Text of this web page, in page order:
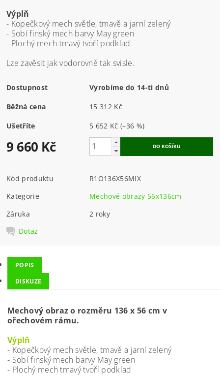
Výplň
- Kopečkový mech světle, tmavě a jarní zelený
- Sobí finský mech barvy May green
- Plochý mech tmavý tvoří podklad
Lze zavěsit jak vodorovně tak svisle.
Dostupnost Vyrobíme do 14-ti dnů
Běžná cena 15 312 Kč
Ušetříte 5 652 Kč (–36 %)
9 660 Kč
Kód produktu
R1O136X56MIX
Kategorie
Mechové obrazy 56x136cm
Záruka
2 roky
Dotaz
POPIS
DISKUZE
Mechový obraz o rozměru 136 x 56 cm v
ořechovém rámu.
Výplň
- Kopečkový mech světle, tmavě a jarní zelený
- Sobí finský mech barvy May green
- Plochý mech tmavý tvoří podklad